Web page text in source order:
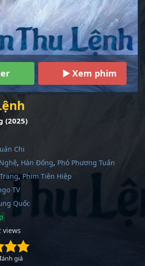
Xem phim
(2025)
Chi
, Hàn Đống, Phó Phương Tuấn
,Phim Tiên Hiệp
TV
Quốc
views
giá